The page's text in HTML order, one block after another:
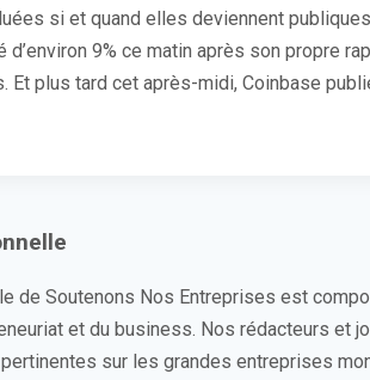
si et quand elles deviennent
d’environ 9% ce matin après son propre
Et plus tard cet après-midi, Coinbase
de Soutenons Nos Entreprises est
et du business. Nos rédacteurs et
sur les grandes entreprises